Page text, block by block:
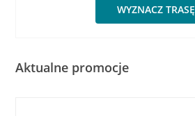
WYZNACZ TRASĘ
Aktualne promocje